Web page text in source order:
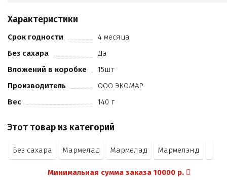
Характеристики
Срок годности
4 месяца
Без сахара
Да
Вложений в коробке
15шт
Производитель
ООО ЭКОМАР
Вес
140 г
Этот товар из категорий
Без сахара Мармелад Мармелад Мармелэнд
Минимальная сумма заказа 10000 р.